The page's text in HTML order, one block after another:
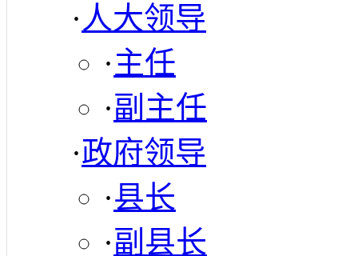
· 人大领导
·主任
·副主任
·政府领导
·县长
·副县长